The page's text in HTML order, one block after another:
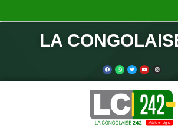
LA